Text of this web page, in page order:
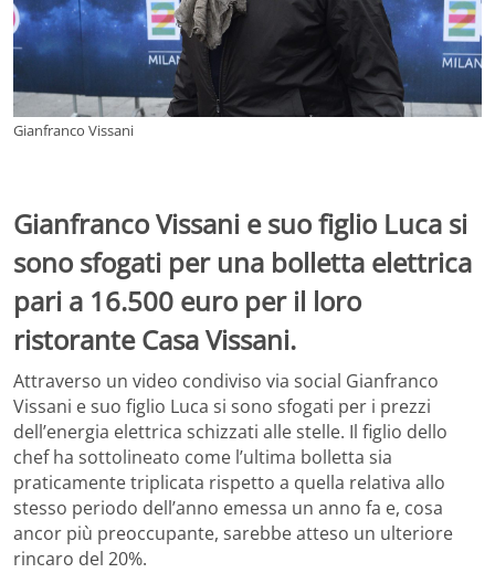
Gianfranco Vissani
Gianfranco Vissani e suo figlio Luca si
sono sfogati per una bolletta elettrica
pari a 16.500 euro per il loro
ristorante Casa Vissani.
Attraverso un video condiviso via social Gianfranco
Vissani e suo figlio Luca si sono sfogati per i prezzi
dell’energia elettrica schizzati alle stelle. Il figlio dello
chef ha sottolineato come l’ultima bolletta sia
praticamente triplicata rispetto a quella relativa allo
stesso periodo dell’anno emessa un anno fa e, cosa
ancor più preoccupante, sarebbe atteso un ulteriore
rincaro del 20%.